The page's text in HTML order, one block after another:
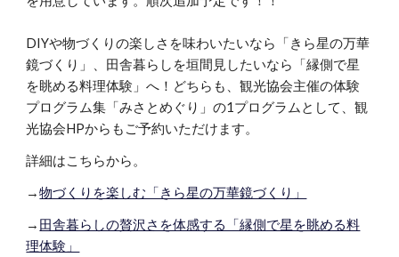
DIYや物づくりの楽しさを味わいたいなら「きら星の万華
鏡づくり」、田舎暮らしを垣間見したいなら「縁側で星
を眺める料理体験」へ！どちらも、観光協会主催の体験
プログラム集「みさとめぐり」の1プログラムとして、観
光協会HPからもご予約いただけます。
詳細はこちらから。
→物づくりを楽しむ「きら星の万華鏡づくり」
→ 田舎暮らしの贅沢さを体感する「縁側で星を眺める料
理体験」